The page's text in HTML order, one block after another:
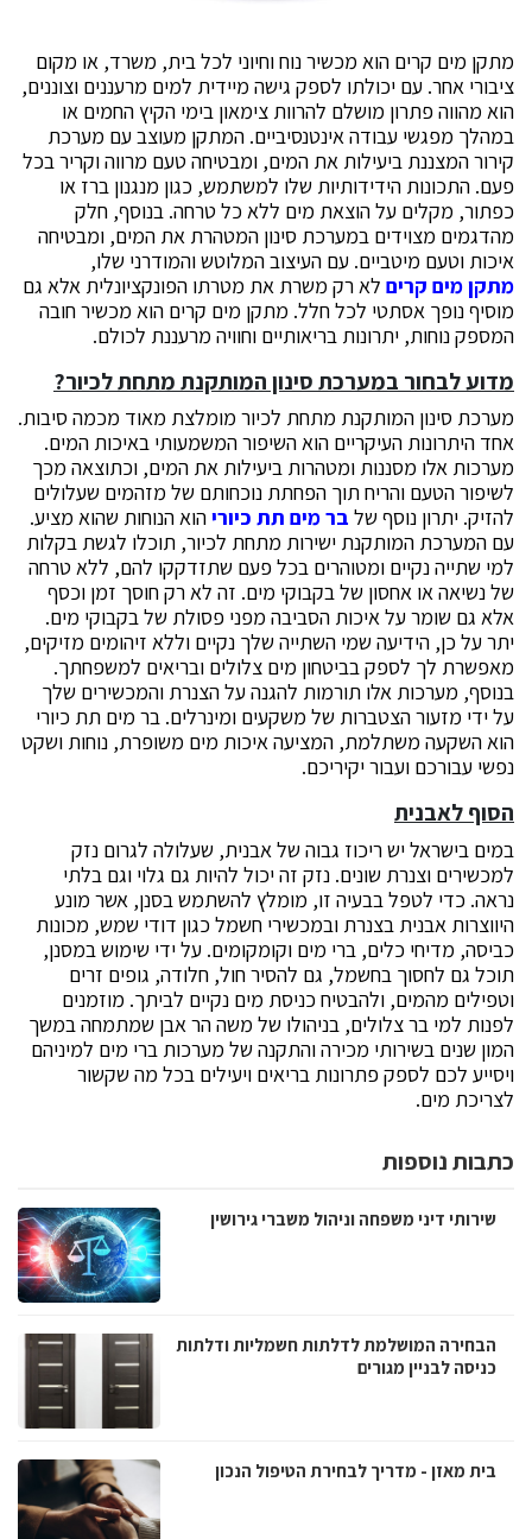
מתקן מים קרים הוא מכשיר נוח וחיוני לכל בית, משרד, או מקום
ציבורי אחר. עם יכולתו לספק גישה מיידית למים מרעננים וצוננים,
הוא מהווה פתרון מושלם להרוות צימאון בימי הקיץ החמים או
במהלך מפגשי עבודה אינטנסיביים. המתקן מעוצב עם מערכת
קירור המצננת ביעילות את המים, ומבטיחה טעם מרווה וקריר בכל
פעם. התכונות הידידותיות שלו למשתמש, כגון מנגנון ברז או
כפתור, מקלים על הוצאת מים ללא כל טרחה. בנוסף, חלק
מהדגמים מצוידים במערכת סינון המטהרת את המים, ומבטיחה
איכות וטעם מיטביים. עם העיצוב המלוטש והמודרני שלו,
מתקן מים קרים לא רק משרת את מטרתו הפונקציונלית אלא גם
מוסיף נופך אסתטי לכל חלל. מתקן מים קרים הוא מכשיר חובה
המספק נוחות, יתרונות בריאותיים וחוויה מרעננת לכולם.
מדוע לבחור במערכת סינון המותקנת מתחת לכיור?
מערכת סינון המותקנת מתחת לכיור מומלצת מאוד מכמה סיבות.
אחד היתרונות העיקריים הוא השיפור המשמעותי באיכות המים.
מערכות אלו מסננות ומטהרות ביעילות את המים, וכתוצאה מכך
לשיפור הטעם והריח תוך הפחתת נוכחותם של מזהמים שעלולים
להזיק. יתרון נוסף של בר מים תת כיוריהוא הנוחות שהוא מציע.
עם המערכת המותקנת ישירות מתחת לכיור, תוכלו לגשת בקלות
למי שתייה נקיים ומטוהרים בכל פעם שתזדקקו להם, ללא טרחה
של נשיאה או אחסון של בקבוקי מים. זה לא רק חוסך זמן וכסף
אלא גם שומר על איכות הסביבה מפני פסולת של בקבוקי מים.
יתר על כן, הידיעה שמי השתייה שלך נקיים וללא זיהומים מזיקים,
מאפשרת לך לספק בביטחון מים צלולים ובריאים למשפחתך.
בנוסף, מערכות אלו תורמות להגנה על הצנרת והמכשירים שלך
על ידי מזעור הצטברות של משקעים ומינרלים. בר מים תת כיורי
הוא השקעה משתלמת, המציעה איכות מים משופרת, נוחות ושקט
נפשי עבורכם ועבור יקיריכם.
הסוף לאבנית
במים בישראל יש ריכוז גבוה של אבנית, שעלולה לגרום נזק
למכשירים וצנרת שונים. נזק זה יכול להיות גם גלוי וגם בלתי
נראה. כדי לטפל בבעיה זו, מומלץ להשתמש בסנן, אשר מונע
היווצרות אבנית בצנרת ובמכשירי חשמל כגון דודי שמש, מכונות
כביסה, מדיחי כלים, ברי מים וקומקומים. על ידי שימוש במסנן,
תוכל גם לחסוך בחשמל, גם להסיר חול, חלודה, גופים זרים
וטפילים מהמים, ולהבטיח כניסת מים נקיים לביתך. מוזמנים
לפנות למי בר צלולים, בניהולו של משה הר אבן שמתמחה במשך
המון שנים בשירותי מכירה והתקנה של מערכות ברי מים למיניהם
ויסייע לכם לספק פתרונות בריאים ויעילים בכל מה שקשור
לצריכת מים.
כתבות נוספות
שירותי דיני משפחה וניהול משברי גירושין
הבחירה המושלמת לדלתות חשמליות ודלתות
כניסה לבניין מגורים
בית מאזן - מדריך לבחירת הטיפול הנכון